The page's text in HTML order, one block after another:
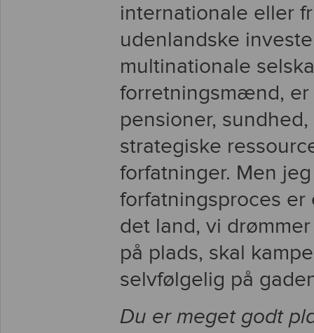
internationale eller
udenlandske
multinationale
forretningsmænd,
pensioner,
strategiske
forfatninger. Men
forfatningsproces
det land, vi
på plads, skal
selvfølgelig på
Du er meget godt